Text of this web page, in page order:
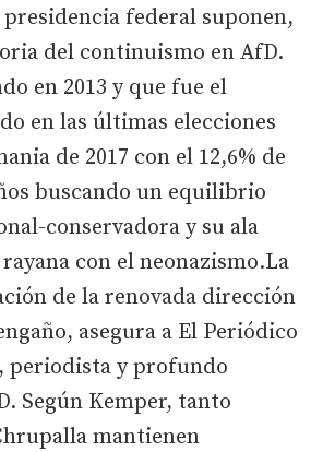
federal suponen,
del continuismo en AfD.
en 2013 y que fue el
en las últimas elecciones
de 2017 con el 12,6% de
buscando un equilibrio
conservadora y su ala
con el neonazismo.La
de la renovada dirección
asegura a El Periódico
periodista y profundo
Según Kemper, tanto
mantienen